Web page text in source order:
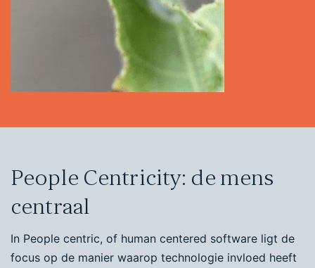
People Centricity: de mens
centraal
In People centric, of human centered software ligt de
focus op de manier waarop technologie invloed heeft